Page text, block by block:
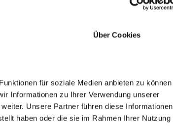
Über Cookies
für soziale Medien anbieten zu können
Informationen zu Ihrer Verwendung unserer
Unsere Partner führen diese Informationen
haben oder die sie im Rahmen Ihrer Nutzung